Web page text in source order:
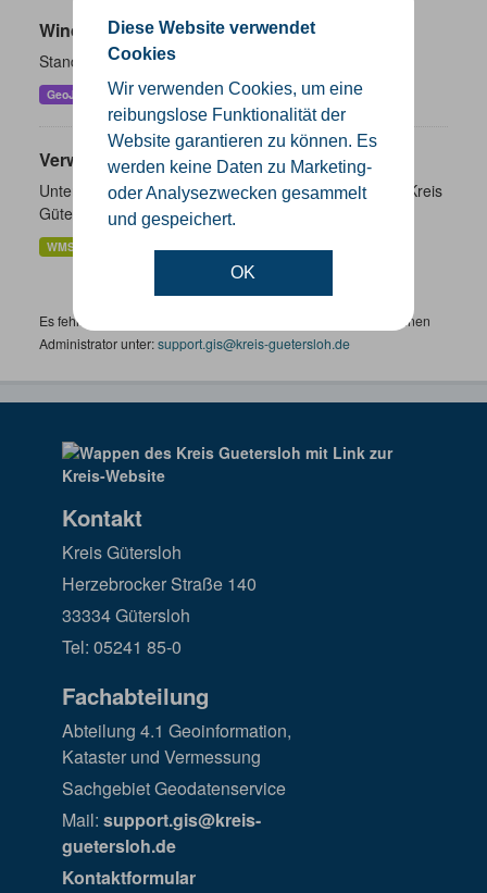
Diese Website verwendet
Cookies
Wir verwenden Cookies, um eine
reibungslose Funktionalität der
Website garantieren zu können. Es
werden keine Daten zu Marketing-
oder Analysezwecken gesammelt
und gespeichert.
OK
Windenergieanlagen
Standorte der Windenergieanlagen im Kreis Gütersloh
GeoJSON KML SHP
Verwaltungsgrenzen
Unterschiedliche Ebenen der Verwaltungsgrenzen im Kreis
Gütersloh
WMS GeoJSON KML
Es fehlen spezifische Datensätze? Wenden Sie sich bitte an einen
Administrator unter:support.gis@kreis-guetersloh.de
Kontakt
Kreis Gütersloh
Herzebrocker Straße 140
33334 Gütersloh
Tel: 05241 85-0
Fachabteilung
Abteilung 4.1 Geoinformation,
Kataster und Vermessung
Sachgebiet Geodatenservice
Mail: support.gis@kreis-
guetersloh.de
Kontaktformular